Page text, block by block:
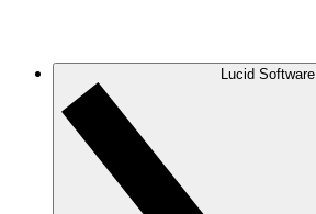
Lucid Software